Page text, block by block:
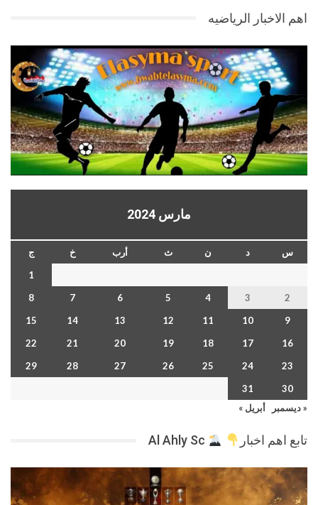
اهم الاخبار الرياضيه
مارس 2024
س د ن ث أرب خ
ج
1
2
3
4
5
6
7
8
9
10
11
12
13
14
15
16
17
18
19
20
21
22
23
24
25
26
27
28
29
30
31
« ديسمبر
أبريل »
تابع اهم اخبار